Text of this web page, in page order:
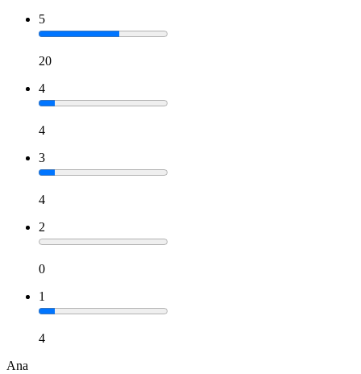
5
20
4
4
3
4
2
0
1
4
Ana